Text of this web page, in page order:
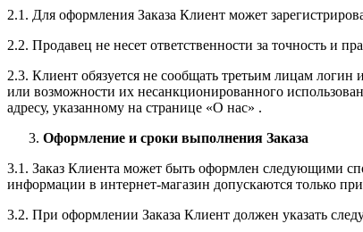
2.1. Для оформления Заказа Клиент может
2.2. Продавец не несет ответственности за точность и
2.3. Клиент обязуется не сообщать третьим лицам
или возможности их несанкционированного
адресу, указанному на странице «О нас» .
Оформление и сроки выполнения Заказа
3.1. Заказ Клиента может быть оформлен следующими
информации в интернет-магазин допускаются только
3.2. При оформлении Заказа Клиент должен указать